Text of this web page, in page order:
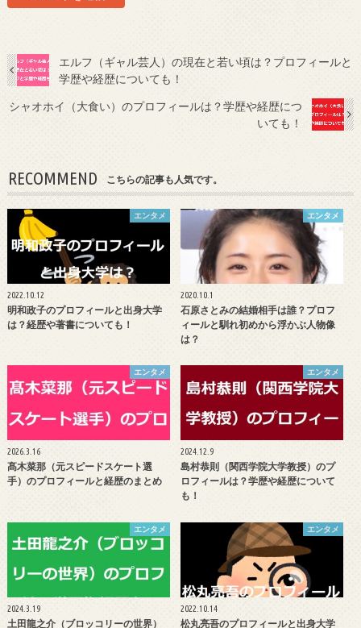
エルフ（ギャル芸人）の現在と若い頃は？プロフィールと
学歴や経歴についても！
シャオホイ（大食い）のプロフィールは？学歴や経歴につ
いても！
RECOMMEND こちらの記事も人気です。
エンタメ
2022.10.12
明和政子のプロフィールと出身大学
は？経歴や著書についても！
エンタメ
2020.10.1
石原さとみの結婚相手は誰？プロフ
ィールと馴れ初めから浮かぶ人物像
は？
エンタメ
2026.3.16
髙木菜那（元スピードスケート選
手）のプロフィールと経歴のまとめ
エンタメ
2024.12.9
島村恭則（関西学院大学教授）のプ
ロフィールは？学歴や経歴について
も！
エンタメ
2024.3.19
土田龍之介（ブロッコリーの世界）
エンタメ
2022.10.14
松丸亮吾のプロフィールと出身大学